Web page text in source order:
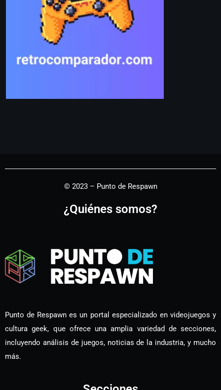
© 2023 – Punto de Respawn
¿Quiénes somos?
Punto de Respawn es un portal especializado en videojuegos y
cultura geek, que ofrece una amplia variedad de secciones,
incluyendo análisis de juegos, noticias de la industria, y mucho
más.